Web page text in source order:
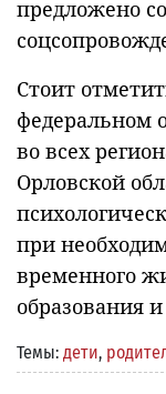
предложено
Стоит
федеральном
во всех
Орловской
при
временного
образования
Темы: дети,